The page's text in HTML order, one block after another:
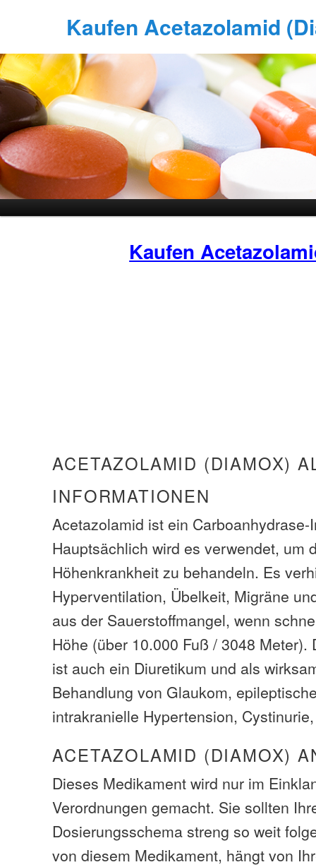
Kaufen Acetazolamid
Kaufen
ACETAZOLAMID (DIAMOX)
INFORMATIONEN
Acetazolamid ist ein Carboanhydrase-
Hauptsächlich wird es verwendet, um
Höhenkrankheit zu behandeln. Es
Hyperventilation, Übelkeit, Migräne
aus der Sauerstoffmangel, wenn
Höhe (über 10.000 Fuß / 3048 Meter).
ist auch ein Diuretikum und als
Behandlung von Glaukom,
intrakranielle Hypertension,
ACETAZOLAMID (DIAMOX)
Dieses Medikament wird nur im
Verordnungen gemacht. Sie sollten
Dosierungsschema streng so weit
von diesem Medikament, hängt von